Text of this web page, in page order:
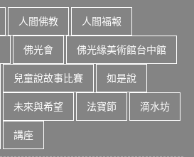
人間佛教 人間福報
佛光會 佛光緣美術館台中館
兒童說故事比賽 如是說
未來與希望 法寶節 滴水坊
講座